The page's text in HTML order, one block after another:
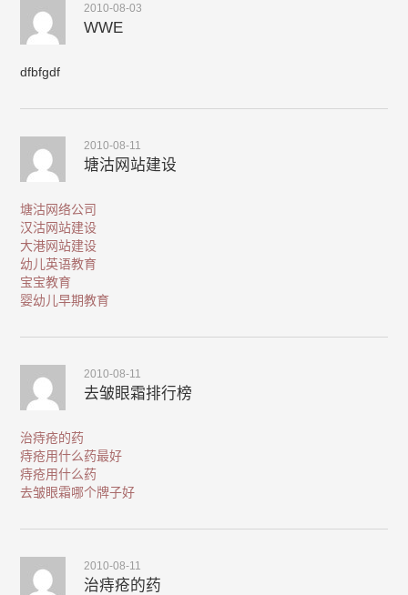
2010-08-03
WWE
dfbfgdf
2010-08-11
塘沽网站建设
塘沽网络公司
汉沽网站建设
大港网站建设
幼儿英语教育
宝宝教育
婴幼儿早期教育
2010-08-11
去皱眼霜排行榜
治痔疮的药
痔疮用什么药最好
痔疮用什么药
去皱眼霜哪个牌子好
2010-08-11
治痔疮的药